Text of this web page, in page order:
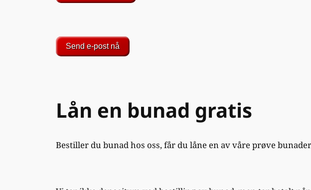
Send e-post nå
Lån en bunad gratis
Bestiller du bunad hos oss, får du låne en av våre prøve